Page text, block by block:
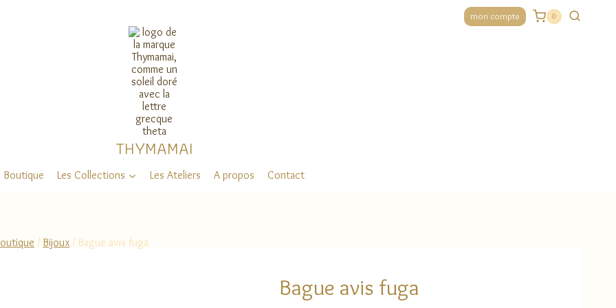
mon compte 0
THYMAMAI
Boutique Les Collections Les Ateliers A propos Contact
/ Bijoux / Bague avis fuga
Bague avis fuga